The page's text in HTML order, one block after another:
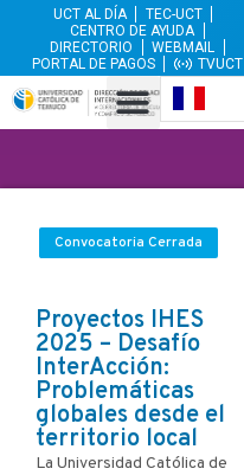
UCT AL DÍA
TEC-UCT
CENTRO DE AYUDA
DIRECTORIO
WEBMAIL
PORTAL DE PAGOS
TVUCT
Convocatoria Cerrada
Proyectos IHES
2025 – Desafío
InterAcción:
Problemáticas
globales desde el
territorio local
La Universidad Católica de